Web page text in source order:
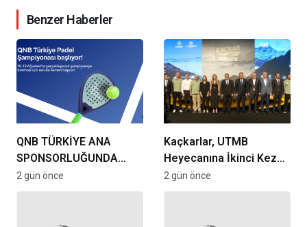
Benzer Haberler
QNB TÜRKİYE ANA
SPONSORLUĞUNDA
TÜRKİYE’NİN İLK PADEL
TÜRKİYE ŞAMPİYONASI
2 gün önce
Kaçkarlar, UTMB
Heyecanına İkinci Kez
Ev Sahipliği Yapıyor
2 gün önce